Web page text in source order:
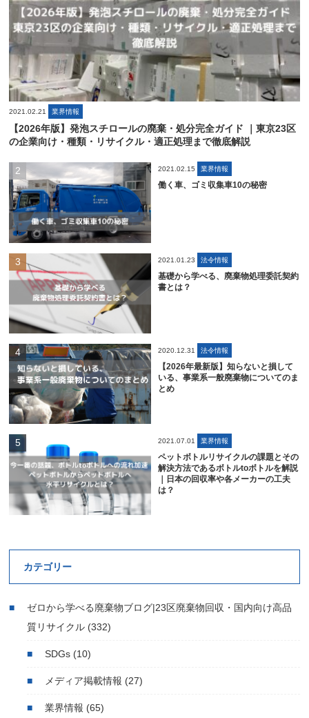
2021.02.21 業界情報
【2026年版】発泡スチロールの廃棄・処分完全ガイド ｜東京23区
の企業向け・種類・リサイクル・適正処理まで徹底解説
2021.02.15 業界情報
働く車、ゴミ収集車10の秘密
2021.01.23 法令情報
基礎から学べる、廃棄物処理委託契約
書とは？
2020.12.31 法令情報
【2026年最新版】知らないと損して
いる、事業系一般廃棄物についてのま
とめ
2021.07.01 業界情報
ペットボトルリサイクルの課題とその
解決方法であるボトルtoボトルを解説
｜日本の回収率や各メーカーの工夫
は？
カテゴリー
ゼロから学べる廃棄物ブログ|23区廃棄物回収・国内向け高品
質リサイクル (332)
SDGs(10)
メディア掲載情報 (27)
業界情報 (65)